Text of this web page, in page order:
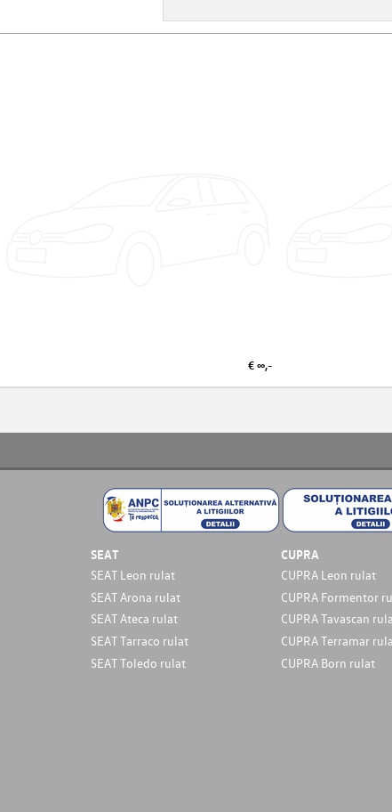
€ ∞,-
SEAT
SEAT Leon rulat
SEAT Arona rulat
SEAT Ateca rulat
SEAT Tarraco rulat
SEAT Toledo rulat
CUPRA
CUPRA Leon rulat
CUPRA Formentor
CUPRA Tavascan
CUPRA Terramar
CUPRA Born rulat